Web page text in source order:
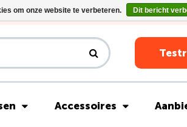
nu direct uit voorraad leverbaar!
Accessoires
om onze website te verbeteren. Dit bericht